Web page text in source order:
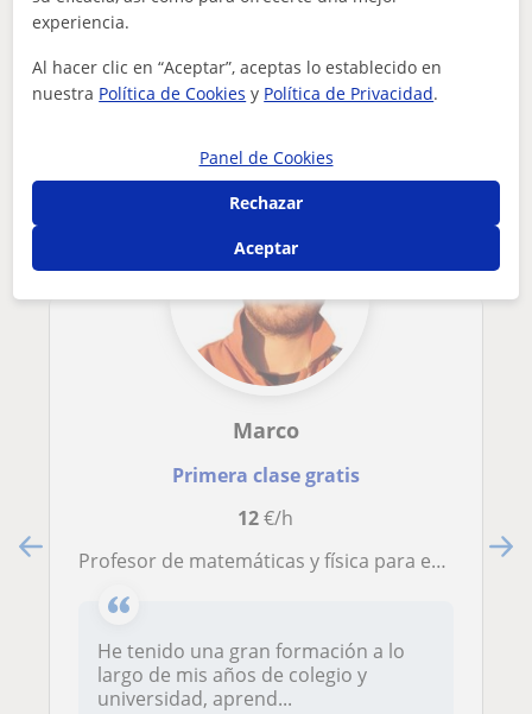
Otros profesores de Español para
extranjeros en Alcalá de Henares que
Marco
Primera clase gratis
12€/h
Profesor de matemáticas y física para estudiantes de colegio y universidad.
He tenido una gran formación a lo
largo de mis años de colegio y
universidad, aprend...
experiencia.
Al hacer clic en “Aceptar”, aceptas lo establecido en
nuestra Política de Cookies y Política de Privacidad.
Panel de Cookies
Rechazar
Aceptar